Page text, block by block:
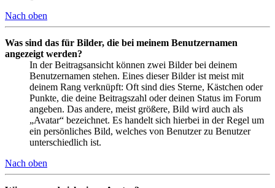
Nach oben
Was sind das für Bilder, die bei meinem Benutzernamen
angezeigt werden?
In der Beitragsansicht können zwei Bilder bei deinem
Benutzernamen stehen. Eines dieser Bilder ist meist mit
deinem Rang verknüpft: Oft sind dies Sterne, Kästchen oder
Punkte, die deine Beitragszahl oder deinen Status im Forum
angeben. Das andere, meist größere, Bild wird auch als
„Avatar“ bezeichnet. Es handelt sich hierbei in der Regel um
ein persönliches Bild, welches von Benutzer zu Benutzer
unterschiedlich ist.
Nach oben